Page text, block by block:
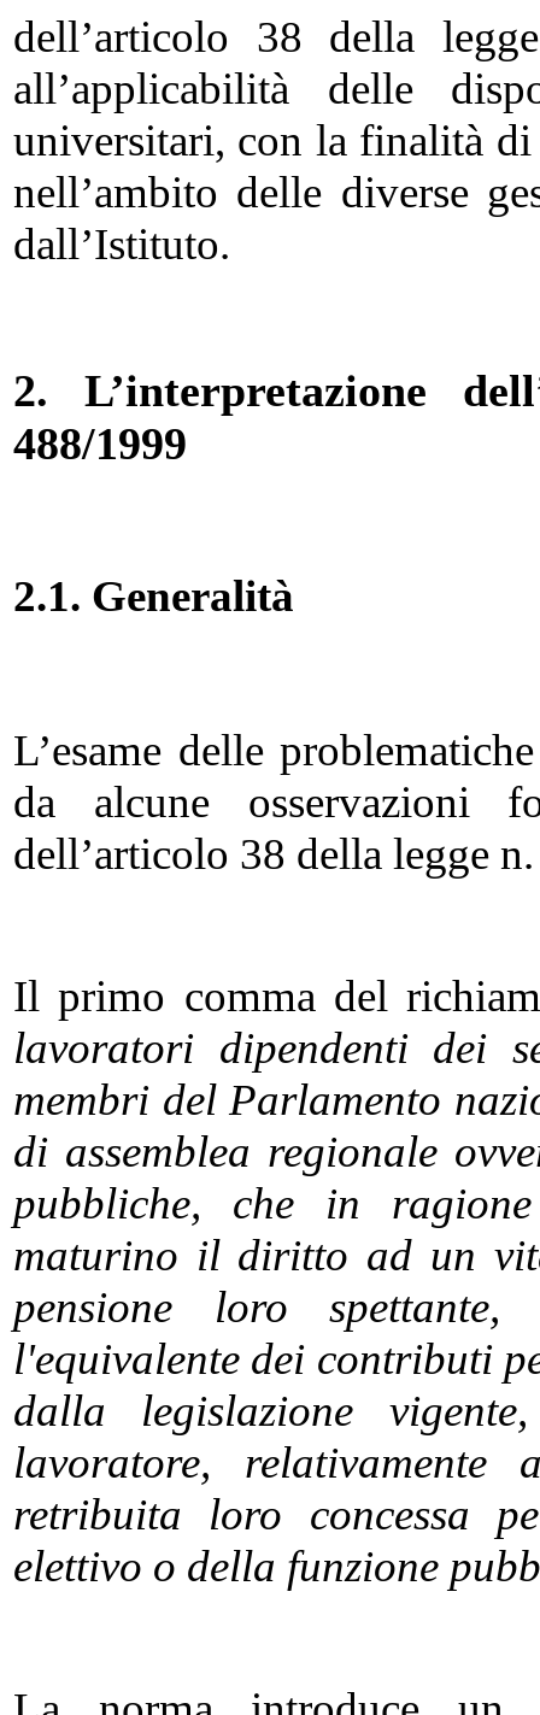
dell’articolo 38 della
all’applicabilità delle
universitari, con la finalità
nell’ambito delle diverse
dall’Istituto.
2. L’interpretazione
488/1999
2.1. Generalità
L’esame delle
da alcune osservazioni
dell’articolo 38 della legge
Il primo comma del
lavoratori dipendenti dei
membri del Parlamento
di assemblea regionale
pubbliche, che in
maturino il diritto ad un
pensione loro
l'equivalente dei contributi
dalla legislazione
lavoratore,
retribuita loro concessa
elettivo o della funzione